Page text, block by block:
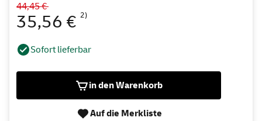
44,45 €
35,56 € 2)
Sofort lieferbar
in den Warenkorb
Auf die Merkliste